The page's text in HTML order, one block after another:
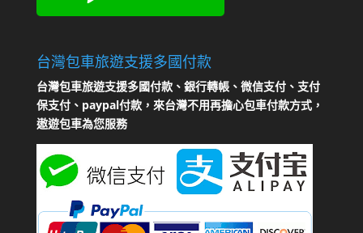
台灣包車旅遊支援多國付款
台灣包車旅遊支援多國付款、銀行轉帳、微信支付、支付
保支付、paypal付款，來台灣不用再擔心包車付款方式，
遨遊包車為您服務